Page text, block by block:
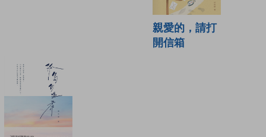
親愛的，請打
開信箱